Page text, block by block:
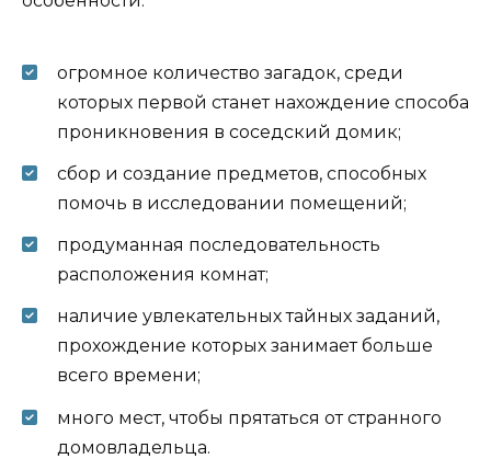
огромное количество загадок, среди
которых первой станет нахождение способа
проникновения в соседский домик;
сбор и создание предметов, способных
помочь в исследовании помещений;
продуманная последовательность
расположения комнат;
наличие увлекательных тайных заданий,
прохождение которых занимает больше
всего времени;
много мест, чтобы прятаться от странного
домовладельца.